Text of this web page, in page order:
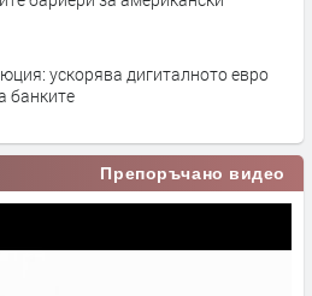
ускорява дигиталното евро
банките
Препоръчано видео